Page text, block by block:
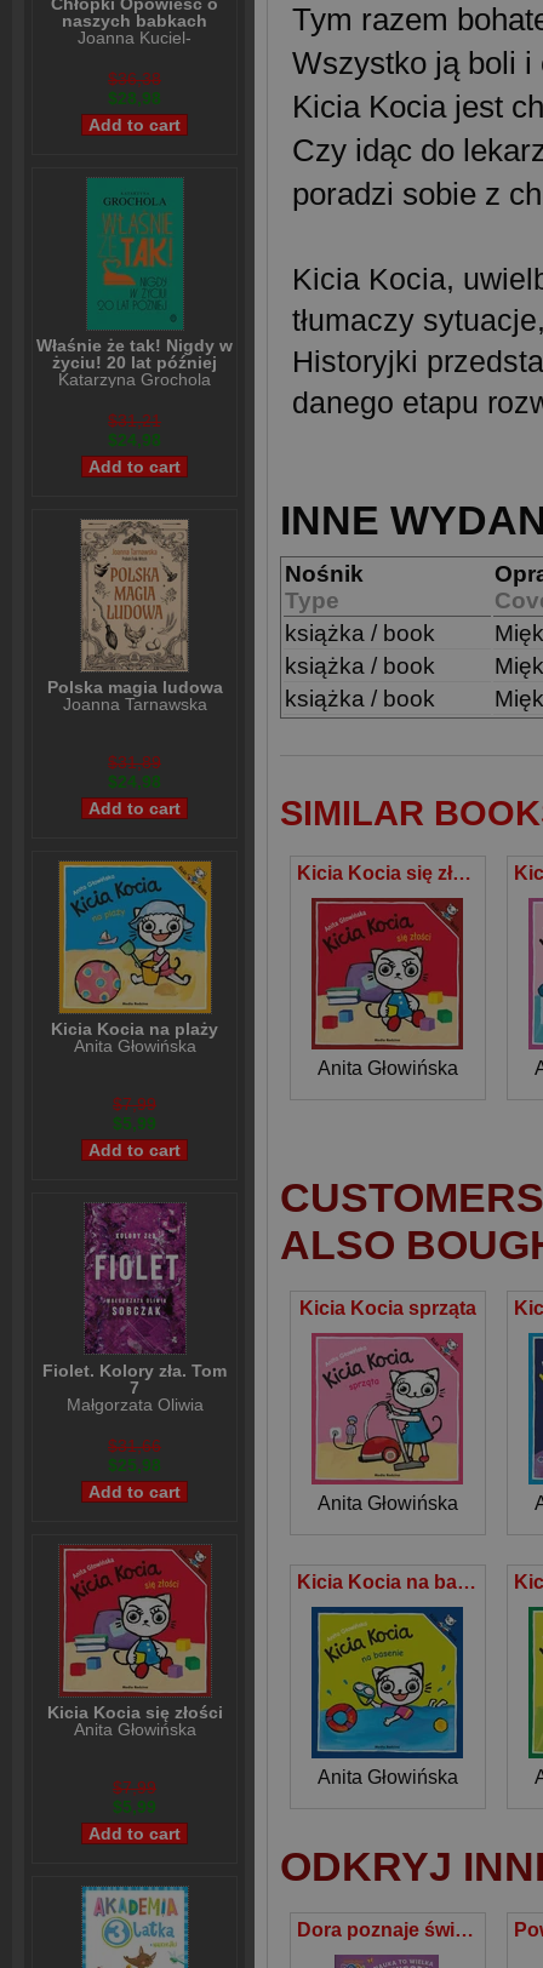
naszych babkach
Joanna Kuciel-
$36,38
$28,98
Właśnie że tak! Nigdy w
życiu! 20 lat później
Katarzyna Grochola
$31,21
$24,98
Polska magia ludowa
Joanna Tarnawska
$31,89
$24,98
Kicia Kocia na plaży
Anita Głowińska
$7,99
$5,99
Fiolet. Kolory zła. Tom
7
Małgorzata Oliwia
$31,66
$25,98
Kicia Kocia się złości
Anita Głowińska
$7,99
$5,99
Tym razem
Wszystko ją boli i
Kicia Kocia jest
Czy idąc do
poradzi sobie z
Kicia Kocia,
tłumaczy
Historyjki
danego etapu
INNE
Nośnik
Type
książka / book
książka / book
książka / book
SIMILAR
Kicia Kocia się złości
Anita Głowińska
ALSO
Kicia Kocia sprząta
Anita Głowińska
Kicia Kocia na basenie
Anita Głowińska
ODKRYJ
Dora poznaje świat Dora jedzie na wieś Nauka to wielka przygoda